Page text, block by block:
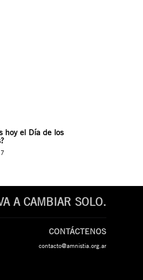
hoy el Día de los
A CAMBIAR SOLO.
CONTÁCTENOS
contacto@amnistia.org.ar